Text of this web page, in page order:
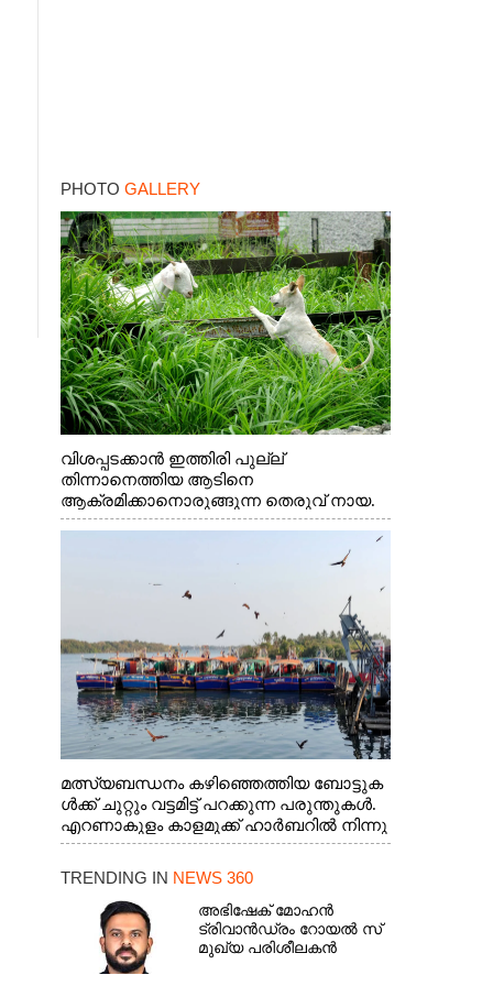
PHOTO GALLERY
വിശപ്പടക്കാൻ ഇത്തിരി പുല്ല്
തിന്നാനെത്തിയ ആടിനെ
ആക്രമിക്കാനൊരുങ്ങുന്ന തെരുവ് നായ.
എറണാകുളം വാത്തുരുത്തിയിൽ നിന്നുള്ള
മത്സ്യബന്ധനം കഴിഞ്ഞെത്തിയ ബോട്ടുക
ൾക്ക് ചുറ്റും വട്ടമിട്ട് പറക്കുന്ന പരുന്തുകൾ.
എറണാകുളം കാളമുക്ക് ഹാർബറിൽ നിന്നു
ള്ള കാഴ്ച
TRENDING IN NEWS 360
അഭിഷേക് മോഹൻ
ട്രിവാൻഡ്രം റോയൽ സ്
മുഖ്യ പരിശീലകൻ